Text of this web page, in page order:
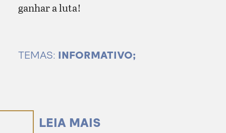
ganhar a luta!
TEMAS: INFORMATIVO;
LEIA MAIS